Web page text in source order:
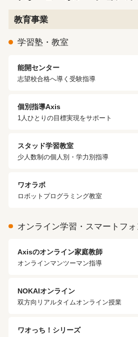
教育事業
学習塾・教室
能開センター
志望校合格へ導く受験指導
個別指導Axis
1人ひとりの目標実現をサポート
スタッド学習教室
少人数制の個人別・学力別指導
ワオラボ
ロボットプログラミング教室
オンライン学習・スマートフォ
Axisのオンライン家庭教師
オンラインマンツーマン指導
NOKAIオンライン
双方向リアルタイムオンライン授業
ワオっち！シリーズ